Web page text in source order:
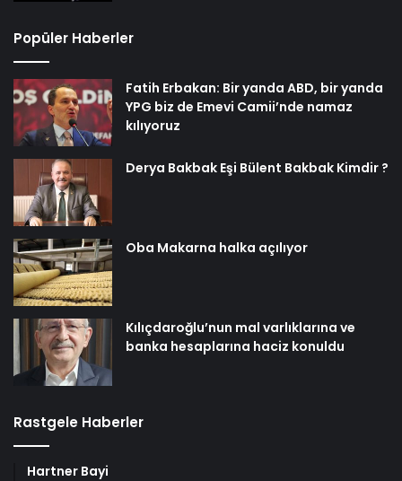
Popüler Haberler
Fatih Erbakan: Bir yanda ABD, bir yanda
YPG biz de Emevi Camii’nde namaz
kılıyoruz
Derya Bakbak Eşi Bülent Bakbak Kimdir ?
Oba Makarna halka açılıyor
Kılıçdaroğlu’nun mal varlıklarına ve
banka hesaplarına haciz konuldu
Rastgele Haberler
Hartner Bayi